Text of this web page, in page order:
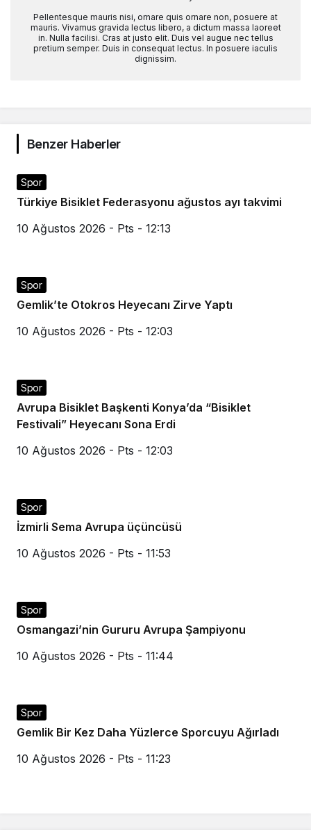
Pellentesque mauris nisi, ornare quis ornare non, posuere at
mauris. Vivamus gravida lectus libero, a dictum massa laoreet
in. Nulla facilisi. Cras at justo elit. Duis vel augue nec tellus
pretium semper. Duis in consequat lectus. In posuere iaculis
dignissim.
Benzer Haberler
Spor
Türkiye Bisiklet Federasyonu ağustos ayı takvimi
10 Ağustos 2026 - Pts - 12:13
Spor
Gemlik’te Otokros Heyecanı Zirve Yaptı
10 Ağustos 2026 - Pts - 12:03
Spor
Avrupa Bisiklet Başkenti Konya’da “Bisiklet
Festivali” Heyecanı Sona Erdi
10 Ağustos 2026 - Pts - 12:03
Spor
İzmirli Sema Avrupa üçüncüsü
10 Ağustos 2026 - Pts - 11:53
Spor
Osmangazi’nin Gururu Avrupa Şampiyonu
10 Ağustos 2026 - Pts - 11:44
Spor
Gemlik Bir Kez Daha Yüzlerce Sporcuyu Ağırladı
10 Ağustos 2026 - Pts - 11:23